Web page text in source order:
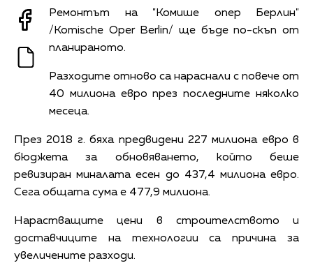
Ремонтът на "Комише опер Берлин"
/Komische Oper Berlin/ ще бъде по-скъп от
планираното.
Разходите отново са нараснали с повече от
40 милиона евро през последните няколко
месеца.
През 2018 г. бяха предвидени 227 милиона евро в
бюджета за обновяването, който беше
ревизиран миналата есен до 437,4 милиона евро.
Сега общата сума е 477,9 милиона.
Нарастващите цени в строителството и
доставчиците на технологии са причина за
увеличените разходи.